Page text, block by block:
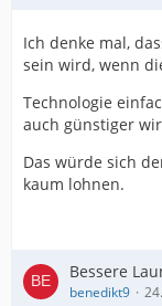
Ich denke mal,
sein wird, wenn
Technologie
auch günstiger
Das würde sich
kaum lohnen.
Bessere
benedikt9